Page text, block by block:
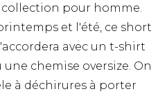
pour homme.
et l'été, ce short
avec un t-shirt
chemise oversize. On
à déchirures à porter